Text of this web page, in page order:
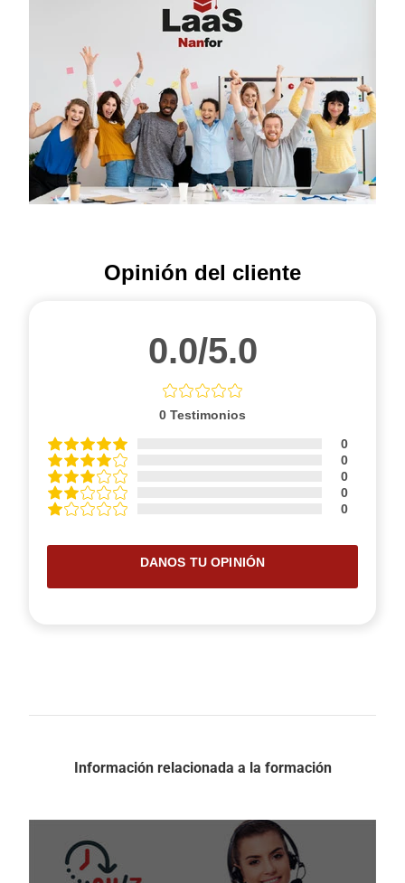
Opinión del cliente
0.0/5.0
0 Testimonios
0
0
0
0
0
DANOS TU OPINIÓN
Información relacionada a la formación